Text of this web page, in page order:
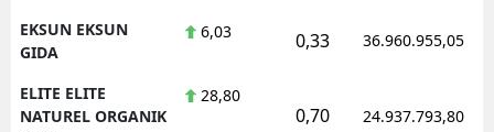
EKSUN EKSUN
GIDA
6,03 0,33 36.960.955,05
ELITE ELITE
NATUREL ORGANIK
28,80
0,70 24.937.793,80